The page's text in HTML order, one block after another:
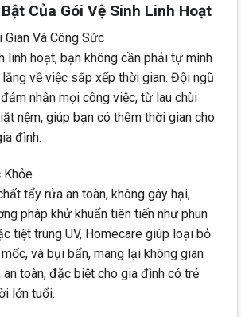
Của Gói Vệ Sinh Linh Hoạt
Gian Và Công Sức
linh hoạt, bạn không cần phải tự mình
lắng về việc sắp xếp thời gian. Đội ngũ
nhận mọi công việc, từ lau chùi
nệm, giúp bạn có thêm thời gian cho
đình.
Khỏe
tẩy rửa an toàn, không gây hại,
pháp khử khuẩn tiên tiến như phun
tiệt trùng UV, Homecare giúp loại bỏ
và bụi bẩn, mang lại không gian
toàn, đặc biệt cho gia đình có trẻ
lớn tuổi.